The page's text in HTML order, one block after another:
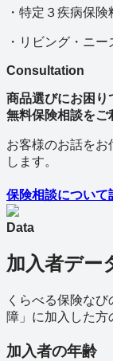
・特定３疾病保
・リビング・ニー
Consultation
商品選びにお困り
無料保険相談をご
お客様のお話をお
します。
保険相談について
Data
加入者デー
くらべる保険なび
障 」に加入した方
加入者の年齢